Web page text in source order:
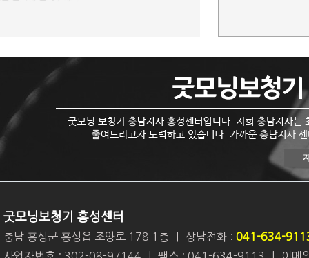
굿모닝보청기 홍성센터
충남 홍성군 홍성읍 조양로 178 1층 상담전화 : 041-634-